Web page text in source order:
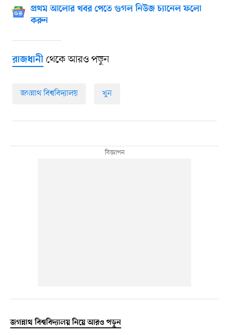
প্রথম আলোর খবর পেতে গুগল নিউজ চ্যানেল ফলো
করুন
রাজধানীথেকে আরও পড়ুন
জগন্নাথ বিশ্ববিদ্যালয় খুন
জগন্নাথ বিশ্ববিদ্যালয় নিয়ে আরও পড়ুন